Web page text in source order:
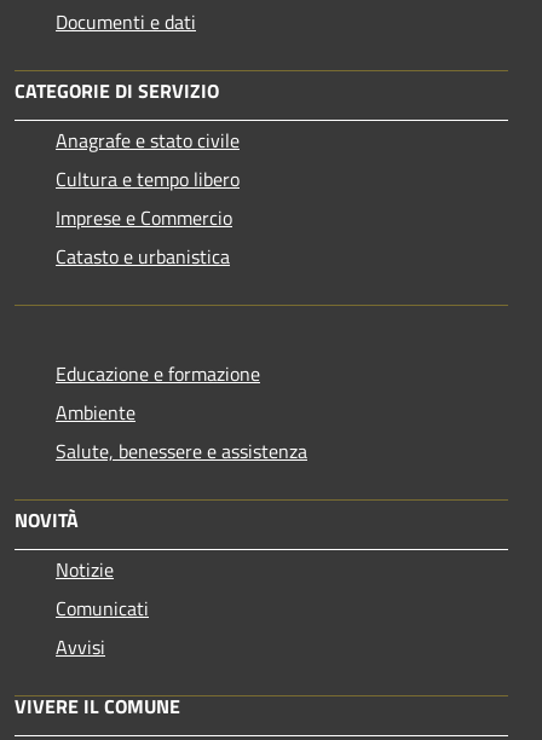
Documenti e dati
CATEGORIE DI SERVIZIO
Anagrafe e stato civile
Cultura e tempo libero
Imprese e Commercio
Catasto e urbanistica
Educazione e formazione
Ambiente
Salute, benessere e assistenza
NOVITÀ
Notizie
Comunicati
Avvisi
VIVERE IL COMUNE